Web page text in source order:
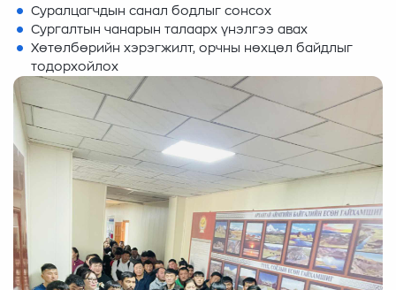
Суралцагчдын санал бодлыг сонсох
Сургалтын чанарын талаарх үнэлгээ авах
Хөтөлбөрийн хэрэгжилт, орчны нөхцөл байдлыг
тодорхойлох